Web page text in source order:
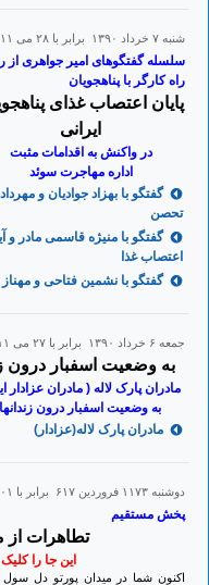
شنبه ۷ خرداد ۱۳۹۰ برابر با ۲۸ می ۲۰۱۱
سلسله گفتگوهای امیر جواهری از
راه کارگر با پناهجویان
پایان اعتصاب غذای
ایرانی
در واکنش به اقدامات مثبت
اداره مهاجرت سوئد
گفتگو با بهزاد جوادیان و
تحصن
گفتگو با منیژه قاسمی مادر
اعتصاب غذا
گفتگو با نشمین فتاحی و
جمعه ۶ خرداد ۱۳۹۰ برابر با ۲۷ می ۲۰۱۱
به وضعیت اسفبار درون
مادران پارک لاله ( مادران
به وضعیت اسفبار درون
مادران پارک لاله(عزادار)
دوشنبه ۱۱۷۳ فروردين ۶۱۷ برابر با ۰۱ ژانويه ۰۰۰۱
پخش مستقیم
تطاهرات از
این جا را
اکنون شما در میدان پورتو دل سول